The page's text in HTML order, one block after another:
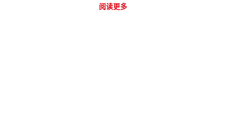
阅读更多